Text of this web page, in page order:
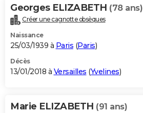
Georges ELIZABETH (78 ans)
Créer une cagnotte obsèques
Naissance
25/03/1939 à Paris (Paris)
Décès
13/01/2018 à Versailles (Yvelines)
Marie ELIZABETH (91 ans)